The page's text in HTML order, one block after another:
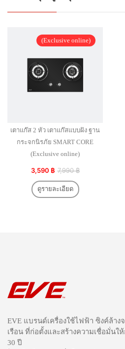
(Exclusive online)
เตาแก๊ส 2 หัว เตาแก๊สแบบฝัง ฐาน
กระจกนิรภัย SMART CORE
(Exclusive online)
3,590 ฿ 7,990 ฿
ดูรายละเอียด
EVE แบรนด์เครื่องใช้ไฟฟ้า ซิงค์ล้าง
เรือน ที่ก่อตั้งและสร้างความเชื่อมั่น
30 ปี